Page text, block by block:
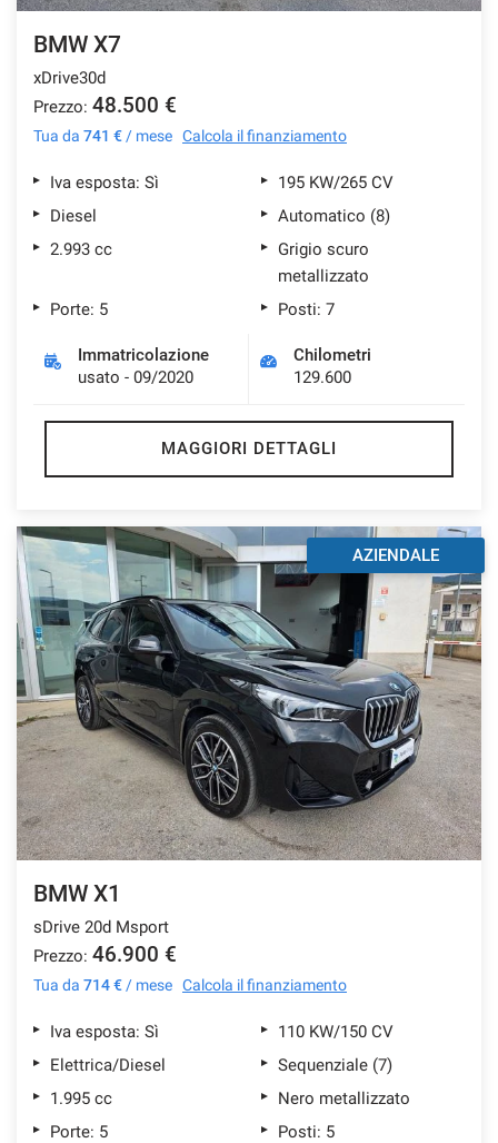
BMW X7
xDrive30d
Prezzo: 48.500 €
Tua da 741 € / mese Calcola il finanziamento
Iva esposta: Sì
195 KW/265 CV
Diesel
Automatico (8)
2.993 cc
Grigio scuro
metallizzato
Porte: 5
Posti: 7
Immatricolazione
usato - 09/2020
Chilometri
129.600
MAGGIORI DETTAGLI
AZIENDALE
BMW X1
sDrive 20d Msport
Prezzo: 46.900 €
Tua da 714 € / mese Calcola il finanziamento
Iva esposta: Sì
110 KW/150 CV
Elettrica/Diesel
Sequenziale (7)
1.995 cc
Nero metallizzato
Porte: 5
Posti: 5